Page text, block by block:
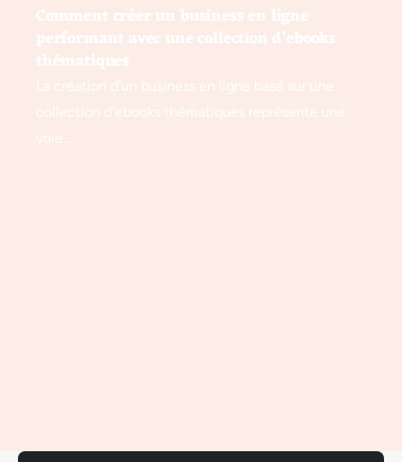
Comment créer un business en ligne
performant avec une collection d’ebooks
thématiques
La création d'un business en ligne basé sur une
collection d'ebooks thématiques représente une
voie...